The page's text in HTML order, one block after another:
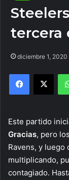
tercera
diciembre 1, 2020
Facebook
X
Este partido
Gracias, pero
Ravens, y
multiplicando,
contagiado.